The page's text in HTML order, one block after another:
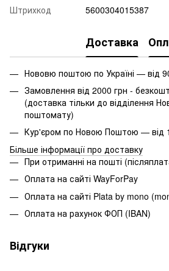
Штрихкод
5600304015387
Доставка
Нововю поштою по Україні — від
Замовлення від 2000 грн -
(доставка тільки до відділення
поштомату)
Кур'єром по Новою Поштою — від
Більше інформації про доставку
При отриманні на пошті
Оплата на сайті WayForPay
Оплата на сайті Plata by mono
Оплата на рахунок ФОП (IBAN)
Відгуки